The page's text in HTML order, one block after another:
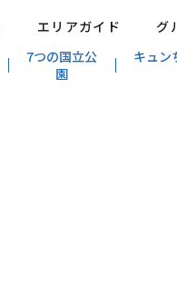
エリアガイド グ
7つの国立公
園
キュン